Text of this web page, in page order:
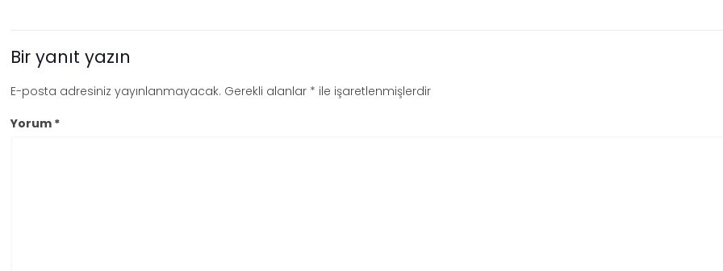
Bir yanıt yazın
E-posta adresiniz yayınlanmayacak. Gerekli alanlar * ile işaretlenmişlerdir
Yorum *